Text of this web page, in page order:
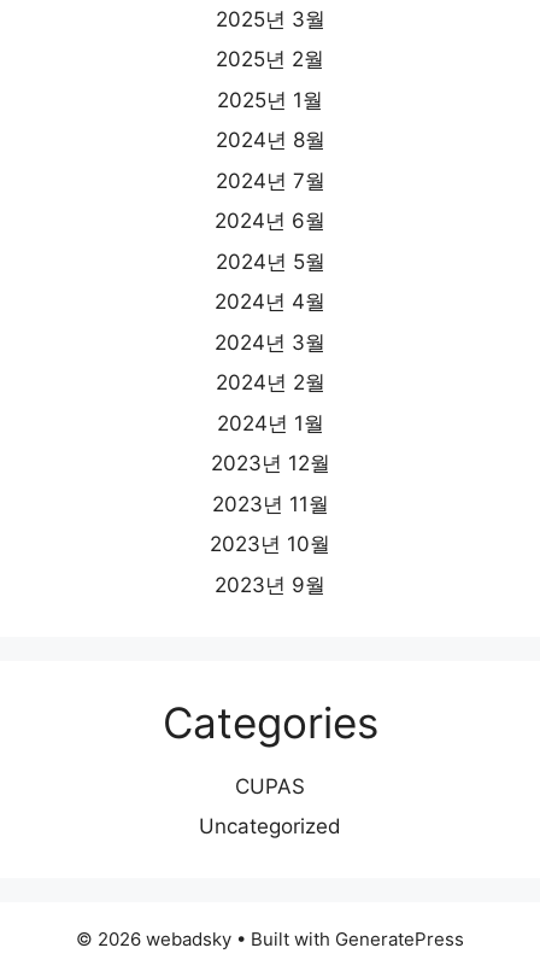
2025년 3월
2025년 2월
2025년 1월
2024년 8월
2024년 7월
2024년 6월
2024년 5월
2024년 4월
2024년 3월
2024년 2월
2024년 1월
2023년 12월
2023년 11월
2023년 10월
2023년 9월
Categories
CUPAS
Uncategorized
© 2026 webadsky • Built with GeneratePress